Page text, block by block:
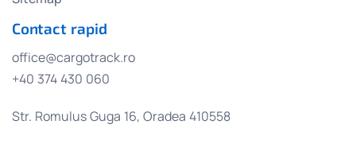
Contact rapid
office@cargotrack.ro
+40 374 430 060
Str. Romulus Guga 16, Oradea 410558